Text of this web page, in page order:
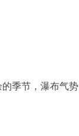
季节，瀑布气势